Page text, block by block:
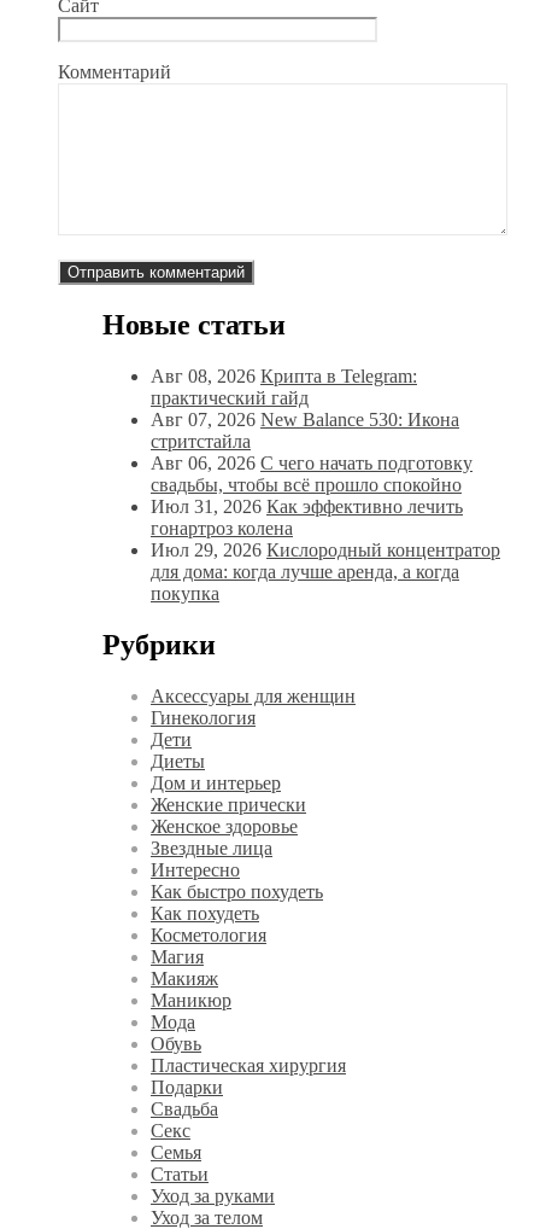
Сайт
Комментарий
Новые статьи
Авг 08, 2026 Крипта в Telegram:
практический гайд
Авг 07, 2026 New Balance 530: Икона
стритстайла
Авг 06, 2026 С чего начать подготовку
свадьбы, чтобы всё прошло спокойно
Июл 31, 2026 Как эффективно лечить
гонартроз колена
Июл 29, 2026 Кислородный концентратор
для дома: когда лучше аренда, а когда
покупка
Рубрики
Аксессуары для женщин
Гинекология
Дети
Диеты
Дом и интерьер
Женские прически
Женское здоровье
Звездные лица
Интересно
Как быстро похудеть
Как похудеть
Косметология
Магия
Макияж
Маникюр
Мода
Обувь
Пластическая хирургия
Подарки
Свадьба
Секс
Семья
Статьи
Уход за руками
Уход за телом